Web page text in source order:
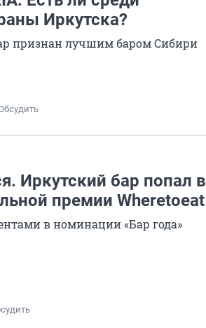
Иркутска?
признан лучшим баром Сибири
Иркутский бар попал в
премии Wheretoeat
в номинации «Бар года»